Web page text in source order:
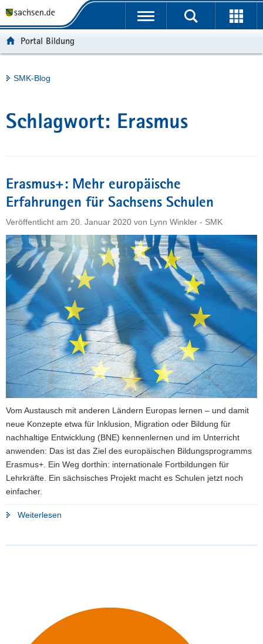
t
e
r
i
f
e
n
d
e
N
a
i
a
t
i
n
u
h
a
e
v
e
Portalübergreifende
Portal Bildung
Hauptinhalt
SMK-Blog
Schlagwort: Erasmus
Erasmus+: Mehr europäische
Erfahrungen für Sachsens Schulen
Veröffentlicht am 20. Januar 2020 von Lynn Winkler - SMK
Vom Austausch mit anderen Ländern Europas lernen ­– und damit
neue Konzepte etwa für Inklusion, Migration oder Bildung für
nachhaltige Entwicklung (BNE) kennenlernen und im Unterricht
anwenden: Das ist das Ziel des europäischen Bildungsprogramms
Erasmus+. Ein Weg dorthin: internationale Fortbildungen für
Lehrkräfte. Ein sächsisches Projekt macht es Schulen jetzt noch
einfacher.
Weiterlesen